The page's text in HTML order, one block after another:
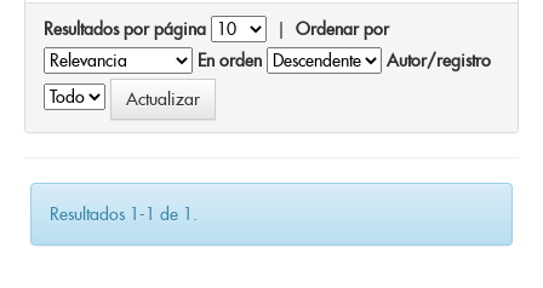
Resultados por página | Ordenar por
En orden
Autor/registro
Resultados 1-1 de 1.